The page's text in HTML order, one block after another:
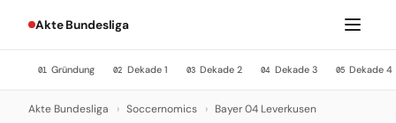
Akte Bundesliga
01 Gründung 02 Dekade 1 03 Dekade 2 04 Dekade 3 05 Dekade 4
Akte Bundesliga › Soccernomics › Bayer 04 Leverkusen